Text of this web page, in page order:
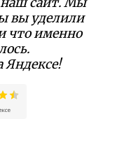
вы уделили
что именно
Яндексе!